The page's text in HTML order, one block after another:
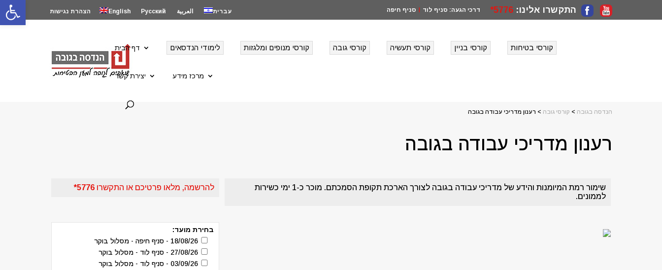
פתח התקשרו אלינו: 5776* דרכי הגעה: סניף לוד סניף חיפה הצהרת נגישות English Русский العربية עברית
קורסי בטיחות קורסי בניין קורסי תעשיה קורסי גובה קורסי מנופים ומלגזות לימודי הנדסאים דף הבית
מרכז מידע יצירת קשר
הנדסה בגובה > קורסי גובה > רענון מדריכי עבודה בגובה
רענון מדריכי עבודה בגובה
שימור רמת המיומנות והידע של מדריכי עבודה בגובה לצורך הארכת תקופת הסמכתם. מוכר כ-1 ימי כשירות
לממונים.
להרשמה, מלאו פרטיכם או התקשרו5776*
בחירת מועד:
18/08/26 - סניף חיפה - מסלול בוקר
27/08/26 - סניף לוד - מסלול בוקר
03/09/26 - סניף לוד - מסלול בוקר